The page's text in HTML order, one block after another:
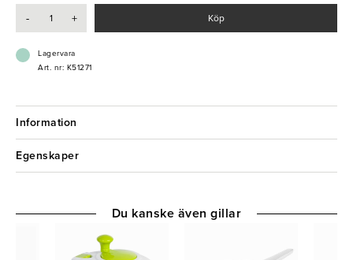
bakning, förvaring och servering.
- Rostfritt stål av hög kvalitet
- Idealisk för såser och fonder
- + Köp
Lagervara
Art. nr: K51271
Information
Egenskaper
Du kanske även gillar